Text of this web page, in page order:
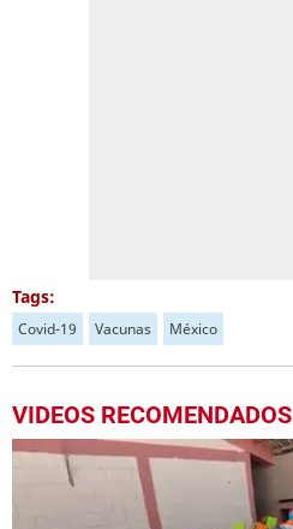
Tags:
Covid-19 Vacunas México
VIDEOS RECOMENDADOS